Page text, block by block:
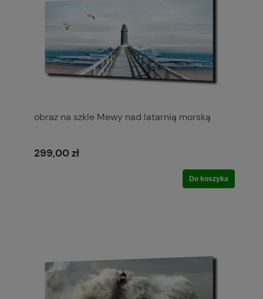
obraz na szkle Mewy nad latarnią morską
299,00 zł
Do koszyka